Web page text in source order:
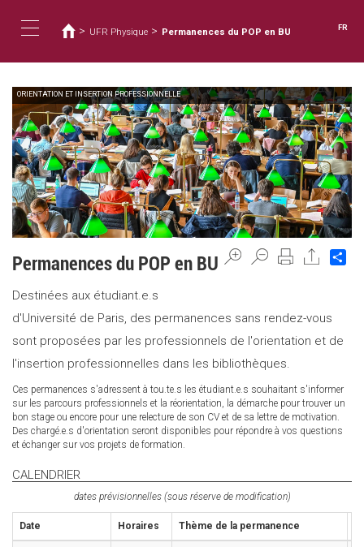
contenu
navigation
êtes
ici
> UFR Physique > Permanences du POP en BU FR
ORIENTATION ET INSERTION PROFESSIONNELLE
Permanences du POP en BU
Destinées aux étudiant.e.s
d'Université de Paris, des permanences sans rendez-vous
sont proposées par les professionnels de l'orientation et de
l'insertion professionnelles dans les bibliothèques.
Ces permanences s'adressent à tou.te.s les étudiant.e.s souhaitant s'informer
sur les parcours professionnels et la réorientation, la démarche pour trouver un
bon stage ou encore pour une relecture de son CV et de sa lettre de motivation.
Des chargé.e.s d'orientation seront disponibles pour répondre à vos questions
et échanger sur vos projets de formation.
CALENDRIER
dates prévisionnelles (sous réserve de modification)
Date Horaires Thème de la permanence